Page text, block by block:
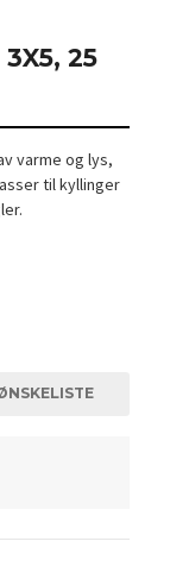
25
varme og lys,
til kyllinger